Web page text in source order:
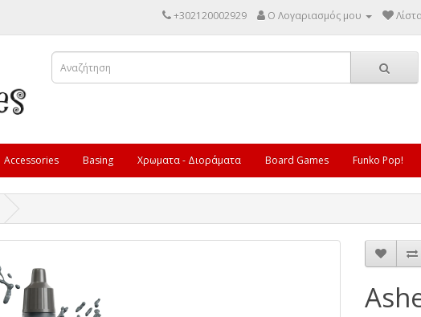
+302120002929 Ο Λογαριασμός μου
Accessories Basing Χρωματα - Διοράματα Board Games Funko Pop!